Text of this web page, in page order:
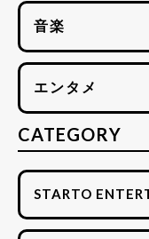
音楽
エンタメ
CATEGORY
STARTO